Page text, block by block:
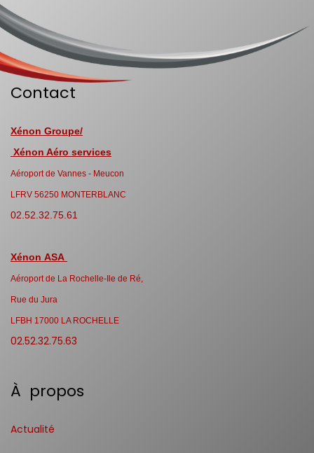
Contact
Xénon Groupe/
Xénon Aéro services
Aéroport de Vannes - Meucon
LFRV 56250 MONTERBLANC
02.52.32.75.61
Xénon ASA
Aéroport de La Rochelle-Ile de Ré,
Rue du Jura
LFBH 17000 LA ROCHELLE
02.52.32.75.63
À propos
Actualité